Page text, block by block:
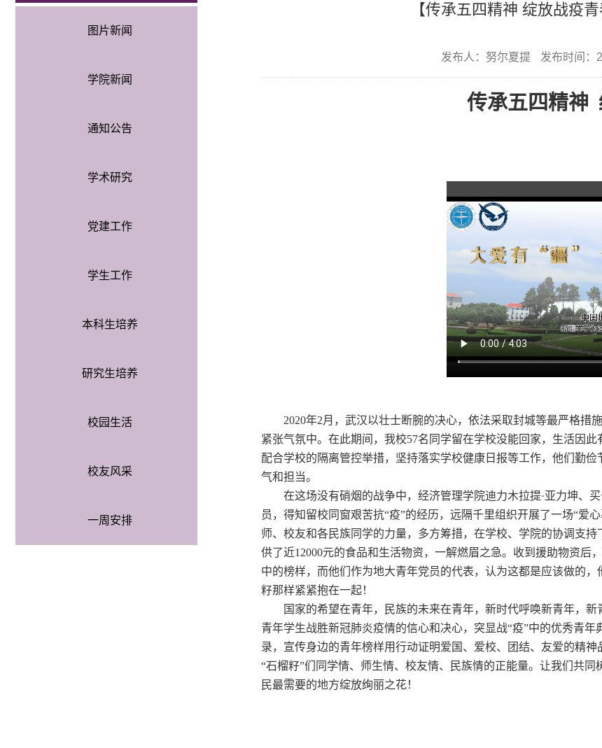
图片新闻
学院新闻
通知公告
学术研究
党建工作
学生工作
本科生培养
研究生培养
校园生活
校友风采
一周安排
【传承五四精神 绽放战疫
发布人：努尔夏提 发布时间：
传承五四精神
2020年2月， 武汉以壮士断腕的决心，依法采取封城等最严格措
紧张气氛中。在此期间，我校57名同学留在学校没能回家，生活因此
配合学校的隔离管控举措，坚持落实学校健康日报等工作，他们勤
气和担当。
在这场没有硝烟的战争中，经济管理学院迪力木拉提·亚力坤、
员，得知留校同窗艰苦抗“疫”的经历，远隔千里组织开展了一场“爱
师、校友和各民族同学的力量，多方筹措，在学校、学院的协调支持
供了近12000元的食品和生活物资，一解燃眉之急。 收到 援助物资后
中的榜样，而他们作为地大青年党员的代表，认为这都是应该做的，
籽那样紧紧抱在一起！
国家的希望在青年，民族的未来在青年，新时代呼唤新青年，新
青年学生战胜新冠肺炎疫情的信心和决心， 突显战“疫”中的优秀青年
录， 宣传身边的青年榜样用行动证明爱国、爱校、团结、友爱的精神
“石榴籽”们同学情、 师生情、校友情、民族情的正能量。让我们共同
民最需要的地方绽放绚丽之花！